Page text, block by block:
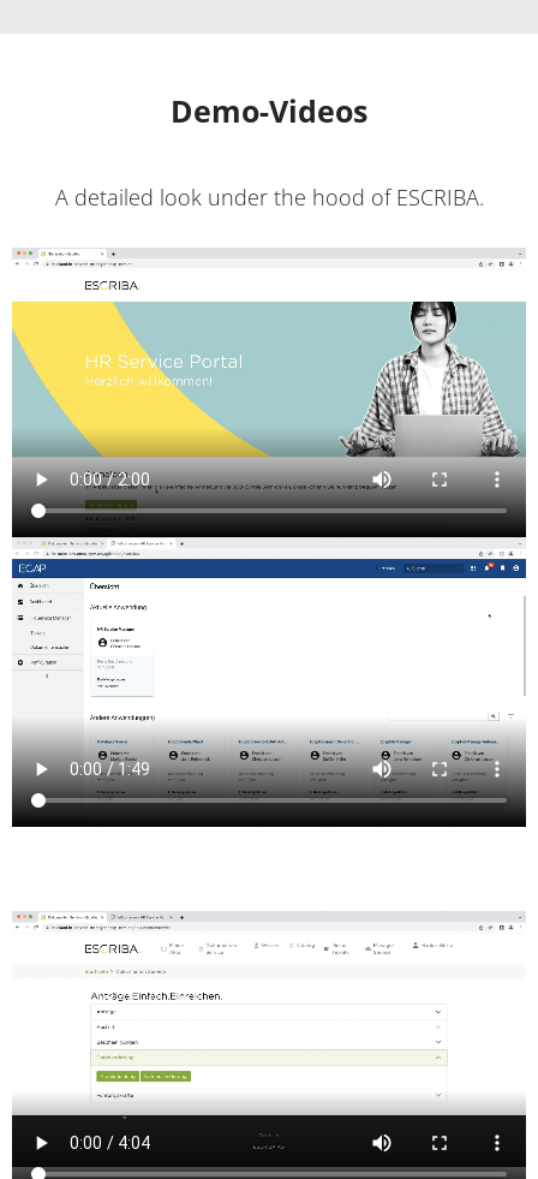
Demo-Videos
A detailed look under the hood of ESCRIBA.